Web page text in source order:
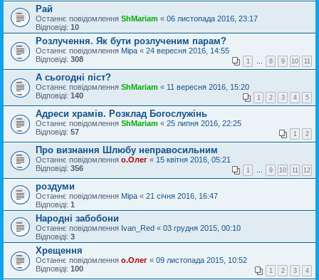
Рай
Останнє повідомлення ShMariam « 06 листопада 2016, 23:17
Відповіді: 10
Розлучення. Як бути розлученим парам?
Останнє повідомлення Міра « 24 вересня 2016, 14:55
Відповіді: 308 1 8 9 10 11
А сьогодні піст?
Останнє повідомлення ShMariam « 11 вересня 2016, 15:20
Відповіді: 140 1 2 3 4 5
Адреси храмів. Розклад Богослужінь
Останнє повідомлення ShMariam « 25 липня 2016, 22:25
Відповіді: 57 1 2
Про визнання Шлюбу неправосильним
Останнє повідомлення о.Олег « 15 квітня 2016, 05:21
Відповіді: 356 1 9 10 11 12
роздуми
Останнє повідомлення Міра « 21 січня 2016, 16:47
Відповіді: 1
Народні забобони
Останнє повідомлення Ivan_Red « 03 грудня 2015, 00:10
Відповіді: 3
Хрещення
Останнє повідомлення о.Олег « 09 листопада 2015, 10:52
Відповіді: 100 1 2 3 4